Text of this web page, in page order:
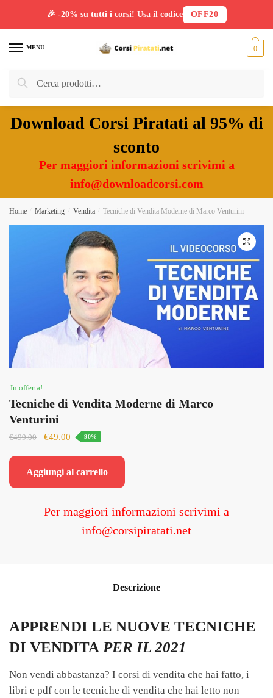
MENU
Cerca:
Cerca
0
Download Corsi Piratati al 95% di
sconto
Per maggiori informazioni scrivimi a
info@downloadcorsi.com
Home Marketing Vendita Tecniche di Vendita Moderne di Marco Venturini
🔍
In offerta!
Tecniche di Vendita Moderne di Marco
Venturini
€499.00
Il
era:
€49.00 Il
è:
-90%
Aggiungi al carrello
Per maggiori informazioni scrivimi a
info@corsipiratati.net
Descrizione
APPRENDI LE NUOVE TECNICHE
DI VENDITA PER IL 2021
Non vendi abbastanza? I corsi di vendita che hai fatto, i
libri e pdf con le tecniche di vendita che hai letto non
🎉 -20% su tutti i corsi! Usa il codice OFF20